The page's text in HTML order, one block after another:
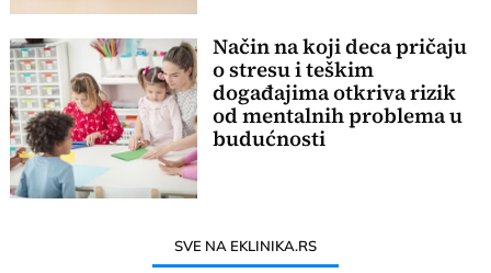
Način na koji deca pričaju
o stresu i teškim
događajima otkriva rizik
od mentalnih problema u
budućnosti
SVE NA EKLINIKA.RS